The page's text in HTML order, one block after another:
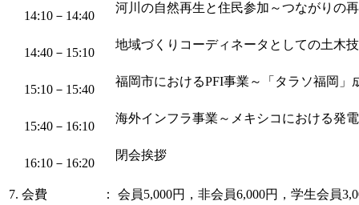
14:10－14:40
河川の自然再生と住民参加～つながりの
14:40－15:10
地域づくりコーディネータとしての土木
15:10－15:40
福岡市におけるPFI事業～「タラソ福岡」
15:40－16:10
海外インフラ事業～メキシコにおける発
16:10－16:20
閉会挨拶
7. 会費 ：
会員5,000円，非会員6,000円，学生会員